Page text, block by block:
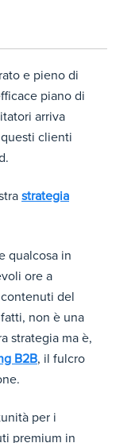
e pieno di
piano di
arriva
clienti
strategia
qualcosa in
ore a
del
non è una
strategia ma è,
B2B, il fulcro
per i
premium in